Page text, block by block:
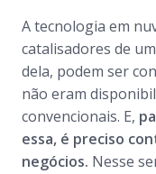
A tecnologia em
catalisadores de
dela, podem ser
não eram
convencionais. E,
essa, é preciso
negócios. Nesse